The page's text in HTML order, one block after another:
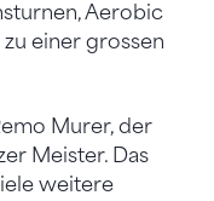
Aerobic
einer grossen
Murer, der
Meister. Das
weitere